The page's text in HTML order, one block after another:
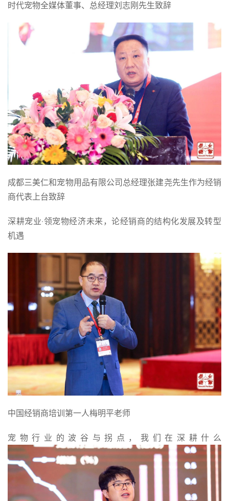
时代宠物全媒体董事、总经理刘志刚先生致辞
成都三美仁和宠物用品有限公司总经理张建尧先生作为经销
商代表上台致辞
深耕宠业·领宠物经济未来，论经销商的结构化发展及转型
机遇
中国经销商培训第一人梅明平老师
宠物行业的波谷与拐点，我们在深耕什么